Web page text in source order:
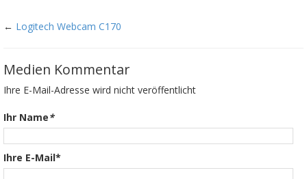
← Logitech Webcam C170
Medien Kommentar
Ihre E-Mail-Adresse wird nicht veröffentlicht
Ihr Name*
Ihre E-Mail*